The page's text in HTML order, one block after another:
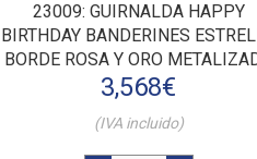
23009: GUIRNALDA HAPPY
BIRTHDAY BANDERINES
BORDE ROSA Y ORO
3,568€
(IVA incluido)